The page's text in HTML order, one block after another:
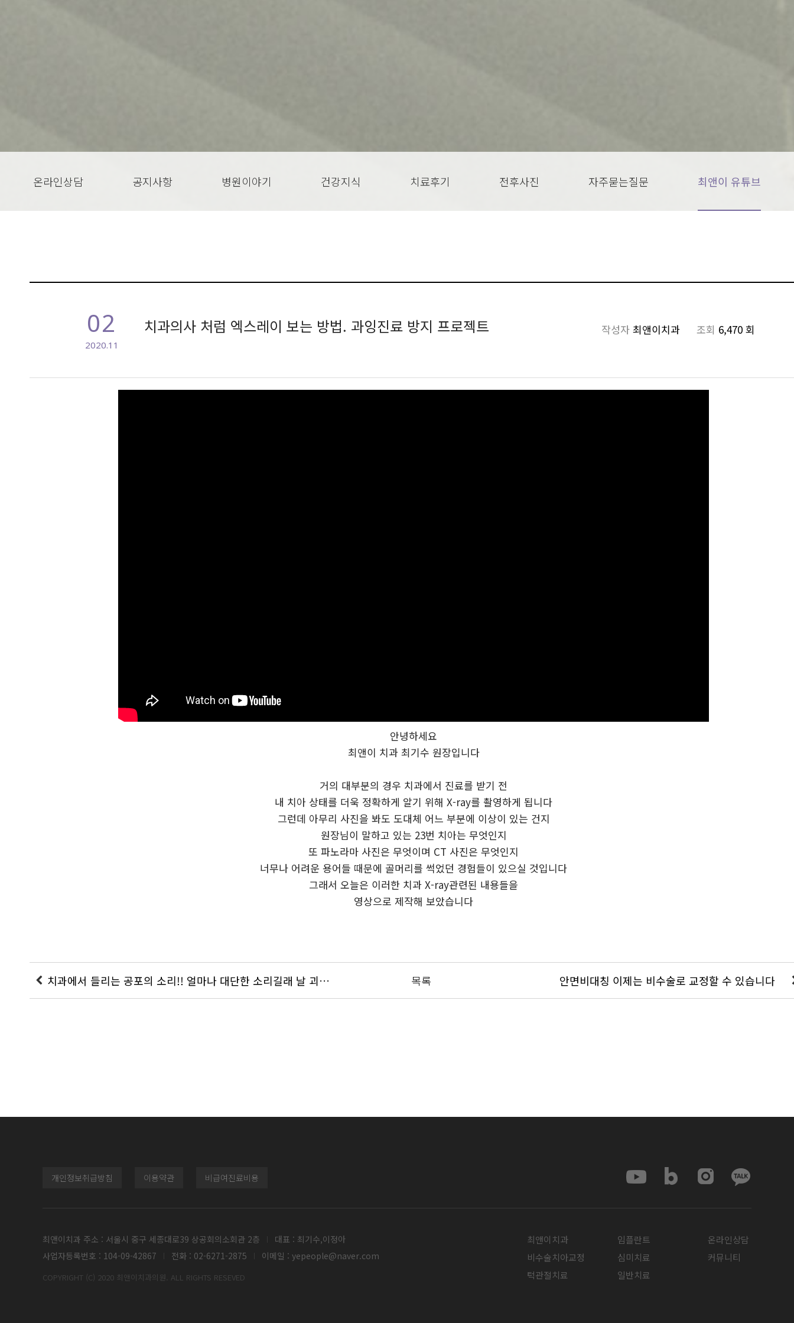
온라인상담 공지사항 병원이야기 건강지식 치료후기 전후사진 자주묻는질문 최앤이 유튜브
02
2020.11
치과의사 처럼 엑스레이 보는 방법. 과잉진료 방지 프로젝트 작성자최앤이치과 조회 6,470 회
안녕하세요
최앤이 치과 최기수 원장입니다
거의 대부분의 경우 치과에서 진료를 받기 전
내 치아 상태를 더욱 정확하게 알기 위해 X-ray를 촬영하게 됩니다
그런데 아무리 사진을 봐도 도대체 어느 부분에 이상이 있는 건지
원장님이 말하고 있는 23번 치아는 무엇인지
또 파노라마 사진은 무엇이며 CT 사진은 무엇인지
너무나 어려운 용어들 때문에 골머리를 썩었던 경험들이 있으실 것입니다
그래서 오늘은 이러한 치과 X-ray관련된 내용들을
영상으로 제작해 보았습니다
치과에서 들리는 공포의 소리!! 얼마나 대단한 소리길래 날 괴롭히는 거냐!! 안면비대칭 이제는 비수술로 교정할 수 있습니다
목록
개인정보취급방침 이용약관 비급여진료비용
최앤이치과 주소 : 서울시 중구 세종대로39 상공회의소회관 2층
대표 : 최기수,이정아
사업자등록번호 : 104-09-42867
전화 : 02-6271-2875 이메일 : yepeople@naver.com
COPYRIGHT (C) 2020 최앤이치과의원. ALL RIGHTS RESEVED
최앤이치과 임플란트
온라인상담
비수술치아교정
심미치료
커뮤니티
턱관절치료
일반치료